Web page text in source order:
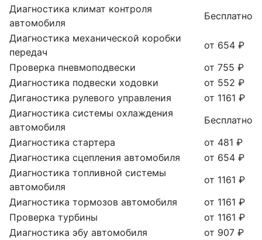
Диагностика климат контроля
автомобиля
Бесплатно
Диагностика механической коробки
передач
от 654 ₽
Проверка пневмоподвески
от 755 ₽
Диагностика подвески ходовки
от 552 ₽
Диганостика рулевого управления
от 1161 ₽
Диагностика системы охлаждения
автомобиля
Бесплатно
Диагностика стартера
от 481 ₽
Диагностика сцепления автомобиля
от 654 ₽
Диагностика топливной системы
автомобиля
от 1161 ₽
Диагностика тормозов автомобиля
от 1161 ₽
Проверка турбины
от 1161 ₽
Диагностика эбу автомобиля
от 907 ₽